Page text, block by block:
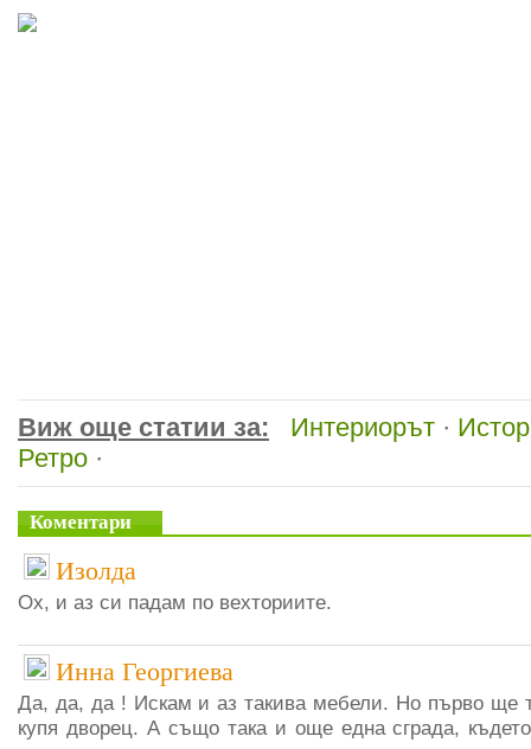
Виж още статии за: Интериорът ·
Ретро ·
Коментари
Изолда
Ох, и аз си падам по вехториите.
Инна Георгиева
Да, да, да ! Искам и аз такива мебели. Но първо ще
купя дворец. А също така и още една сграда,